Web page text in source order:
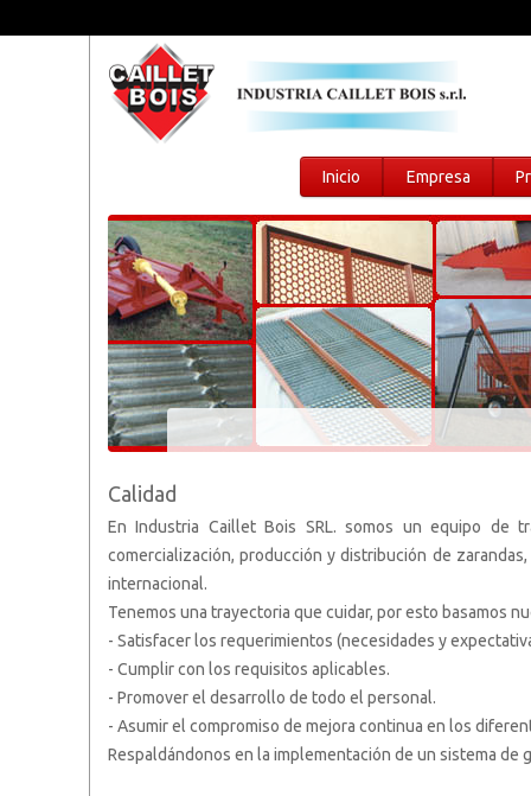
Inicio Empresa
Calidad
En Industria Caillet Bois SRL. somos un equipo de
comercialización, producción y distribución de
internacional.
Tenemos una trayectoria que cuidar, por esto basamos
- Satisfacer los requerimientos (necesidades y
- Cumplir con los requisitos aplicables.
- Promover el desarrollo de todo el personal.
- Asumir el compromiso de mejora continua en los
Respaldándonos en la implementación de un sistema de